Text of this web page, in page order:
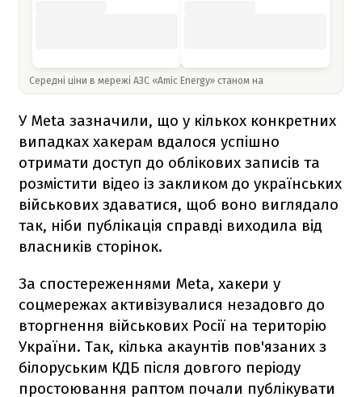
Середні ціни в мережі АЗС «Amic Energy» станом на
У Meta зазначили, що у кількох конкретних
випадках хакерам вдалося успішно
отримати доступ до облікових записів та
розмістити відео із закликом до українських
військових здаватися, щоб воно виглядало
так, ніби публікація справді виходила від
власників сторінок.
За спостереженнями Meta, хакери у
соцмережах активізувалися незадовго до
вторгнення військових Росії на територію
України. Так, кілька акаунтів пов'язаних з
білоруським КДБ після довгого періоду
простоювання раптом почали публікувати